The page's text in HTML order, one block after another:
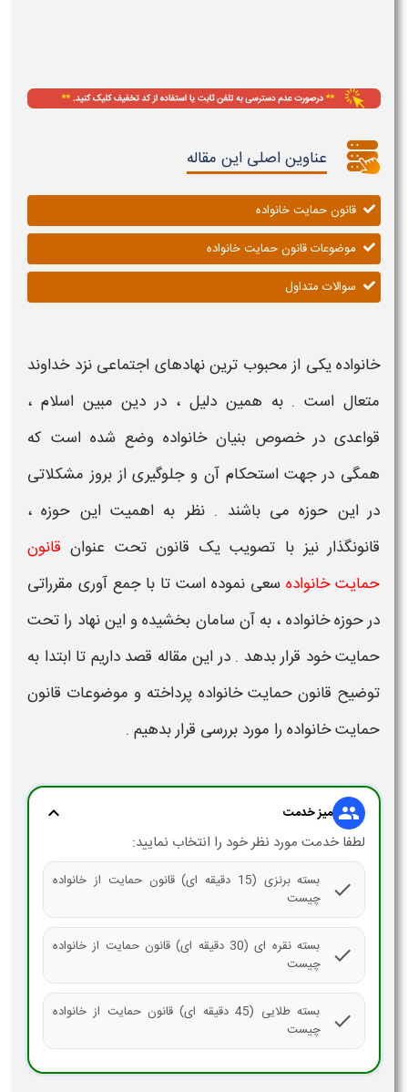
عناوین اصلی این مقاله
قانون حمایت خانواده
موضوعات قانون حمایت خانواده
سوالات متداول
خانوادهیکی از محبوب ترین نهادهای اجتماعی نزد خداوند
متعال است . به همین دلیل ، در دین مبین اسلام ،
قواعدی در خصوص بنیان خانواده وضع شده است که
همگی در جهتاستحکام آن و جلوگیری از بروز مشکلاتی
در این حوزهمی باشند . نظر به اهمیت این حوزه ،
قانونگذار نیز با تصویب یک قانون تحت عنوانقانون
حمایت خانواده سعی نموده است تا با جمع آوری مقرراتی
در حوزه خانواده ، به آن سامان بخشیده واین نهاد را تحت
حمایت خود قرار بدهد . در این مقاله قصد داریم تا ابتدا به
توضیح قانون حمایت خانواده پرداخته و موضوعات قانون
حمایت خانواده را مورد بررسی قرار بدهیم .
group میز خدمت expand_more
لطفا خدمت مورد نظر خود را انتخاب نمایید:
check
بسته برنزی (15 دقیقه ای) قانون حمایت از خانواده
چیست
check
بسته نقره ای (30 دقیقه ای) قانون حمایت از خانواده
چیست
check
بسته طلایی (45 دقیقه ای) قانون حمایت از خانواده
چیست